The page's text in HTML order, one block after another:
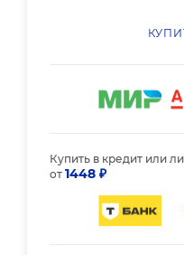
Купить в кредит или
от 1448 ₽